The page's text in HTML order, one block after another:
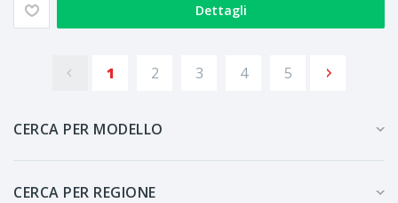
Dettagli
1 2 3 4 5
CERCA PER MODELLO
CERCA PER REGIONE